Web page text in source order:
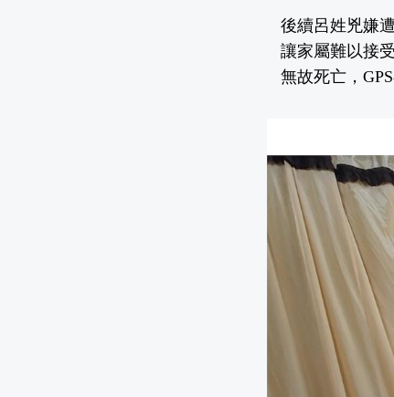
後續呂姓兇嫌
讓家屬難以接
無故死亡，